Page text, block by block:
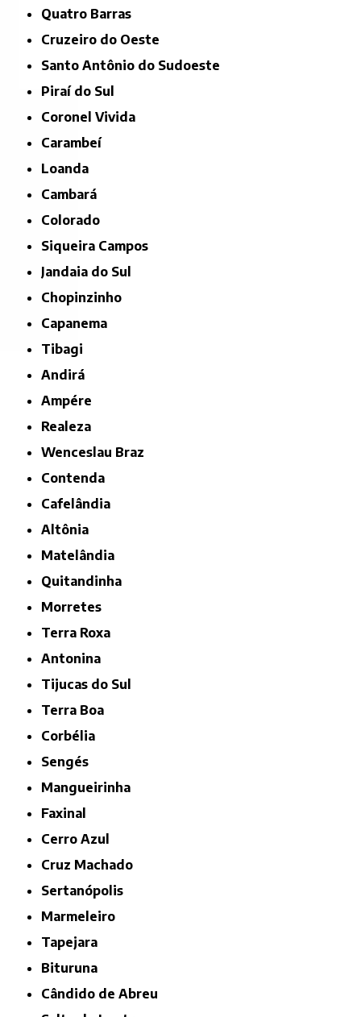
Quatro Barras
Cruzeiro do Oeste
Santo Antônio do Sudoeste
Piraí do Sul
Coronel Vivida
Carambeí
Loanda
Cambará
Colorado
Siqueira Campos
Jandaia do Sul
Chopinzinho
Capanema
Tibagi
Andirá
Ampére
Realeza
Wenceslau Braz
Contenda
Cafelândia
Altônia
Matelândia
Quitandinha
Morretes
Terra Roxa
Antonina
Tijucas do Sul
Terra Boa
Corbélia
Sengés
Mangueirinha
Faxinal
Cerro Azul
Cruz Machado
Sertanópolis
Marmeleiro
Tapejara
Bituruna
Cândido de Abreu